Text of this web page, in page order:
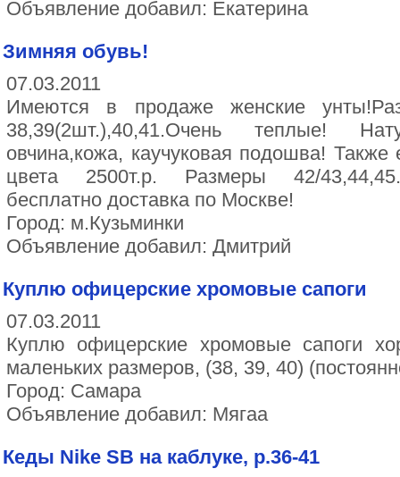
Объявление добавил: Екатерина
Зимняя обувь!
07.03.2011
Имеются в продаже женские
38,39(2шт.),40,41.Очень теплые!
овчина,кожа, каучуковая подошва! Также
цвета 2500т.р. Размеры 42/
бесплатно доставка по Москве!
Город: м.Кузьминки
Объявление добавил: Дмитрий
Куплю офицерские хромовые сапоги
07.03.2011
Куплю офицерские хромовые сапоги
маленьких размеров, (38, 39, 40)
Город: Самара
Объявление добавил: Мягаа
Кеды Nike SB на каблуке, р.36-41